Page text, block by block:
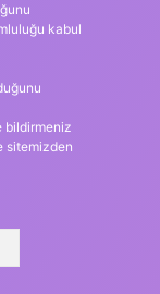
kabul
bildirmeniz
sitemizden